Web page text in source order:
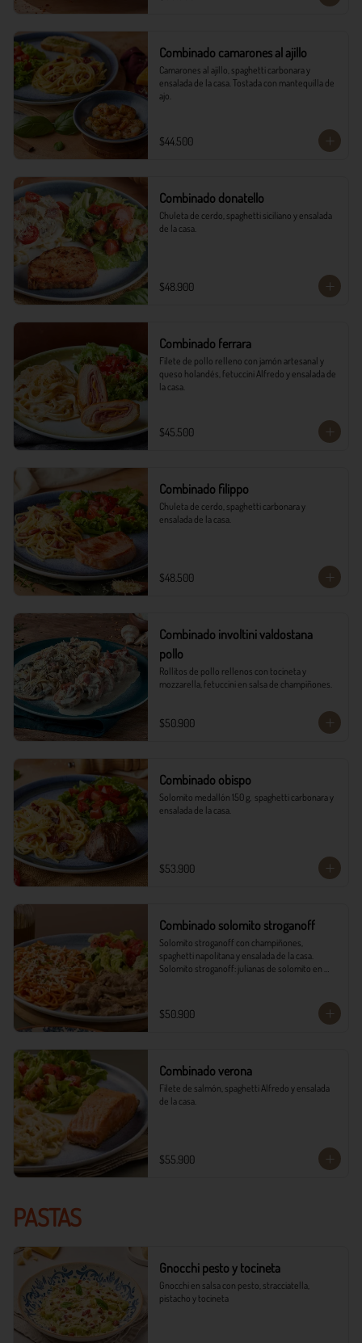
Combinado camarones al ajillo
Camarones al ajillo, spaghetti carbonara y
ensalada de la casa. Tostada con mantequilla de
ajo.
$44.500
Combinado donatello
Chuleta de cerdo, spaghetti siciliano y ensalada
de la casa.
$48.900
Combinado ferrara
Filete de pollo relleno con jamón artesanal y
queso holandés, fetuccini Alfredo y ensalada de
la casa.
$45.500
Combinado filippo
Chuleta de cerdo, spaghetti carbonara y
ensalada de la casa.
$48.500
Combinado involtini valdostana
pollo
Rollitos de pollo rellenos con tocineta y
mozzarella, fetuccini en salsa de champiñones.
$50.900
Combinado obispo
Solomito medallón 150 g,  spaghetti carbonara y
ensalada de la casa.
$53.900
Combinado solomito stroganoff
Solomito stroganoff con champiñones,
spaghetti napolitana y ensalada de la casa.
Solomito stroganoff: julianas de solomito en
$50.900
Combinado verona
Filete de salmón, spaghetti Alfredo y ensalada
de la casa.
$55.900
PASTAS
Gnocchi pesto y tocineta
Gnocchi en salsa con pesto, stracciatella,
pistacho y tocineta